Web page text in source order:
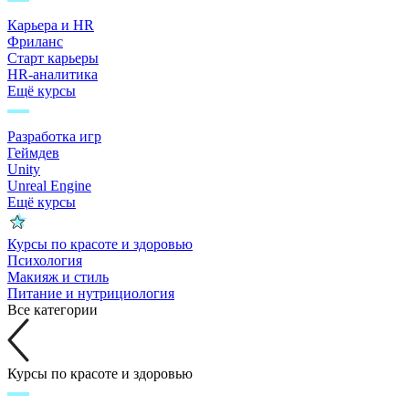
Карьера и HR
Фриланс
Старт карьеры
HR-аналитика
Ещё курсы
Разработка игр
Геймдев
Unity
Unreal Engine
Ещё курсы
Курсы по красоте и здоровью
Психология
Макияж и стиль
Питание и нутрициология
Все категории
Курсы по красоте и здоровью